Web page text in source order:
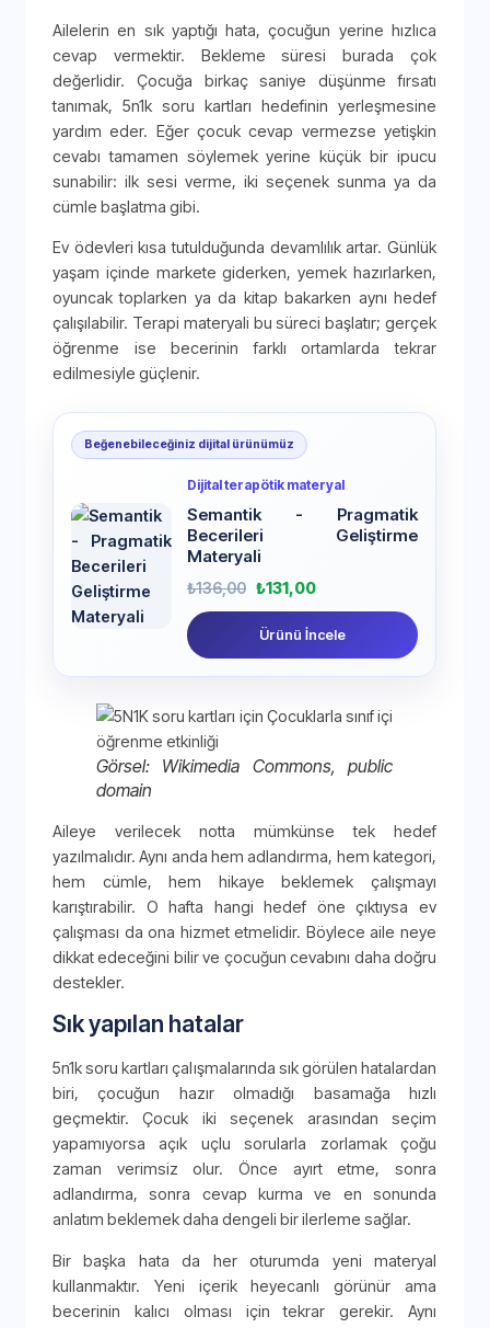
Ailelerin en sık yaptığı hata, çocuğun yerine hızlıca
cevap vermektir. Bekleme süresi burada çok
değerlidir. Çocuğa birkaç saniye düşünme fırsatı
tanımak, 5n1k soru kartları hedefinin yerleşmesine
yardım eder. Eğer çocuk cevap vermezse yetişkin
cevabı tamamen söylemek yerine küçük bir ipucu
sunabilir: ilk sesi verme, iki seçenek sunma ya da
cümle başlatma gibi.
Ev ödevleri kısa tutulduğunda devamlılık artar. Günlük
yaşam içinde markete giderken, yemek hazırlarken,
oyuncak toplarken ya da kitap bakarken aynı hedef
çalışılabilir. Terapi materyali bu süreci başlatır; gerçek
öğrenme ise becerinin farklı ortamlarda tekrar
edilmesiyle güçlenir.
Beğenebileceğiniz dijital ürünümüz
Dijital terapötik materyal
Semantik - Pragmatik
Becerileri Geliştirme
Materyali
₺136,00 ₺131,00
Ürünü İncele
Görsel: Wikimedia Commons, public
domain
Aileye verilecek notta mümkünse tek hedef
yazılmalıdır. Aynı anda hem adlandırma, hem kategori,
hem cümle, hem hikaye beklemek çalışmayı
karıştırabilir. O hafta hangi hedef öne çıktıysa ev
çalışması da ona hizmet etmelidir. Böylece aile neye
dikkat edeceğini bilir ve çocuğun cevabını daha doğru
destekler.
Sık yapılan hatalar
5n1k soru kartları çalışmalarında sık görülen hatalardan
biri, çocuğun hazır olmadığı basamağa hızlı
geçmektir. Çocuk iki seçenek arasından seçim
yapamıyorsa açık uçlu sorularla zorlamak çoğu
zaman verimsiz olur. Önce ayırt etme, sonra
adlandırma, sonra cevap kurma ve en sonunda
anlatım beklemek daha dengeli bir ilerleme sağlar.
Bir başka hata da her oturumda yeni materyal
kullanmaktır. Yeni içerik heyecanlı görünür ama
becerinin kalıcı olması için tekrar gerekir. Aynı